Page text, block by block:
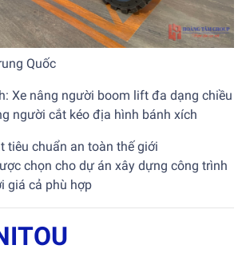
Quốc
Xe nâng người boom lift đa dạng chiều
người cắt kéo địa hình bánh xích
chuẩn an toàn thế giới
chọn cho dự án xây dựng công trình
giá cả phù hợp